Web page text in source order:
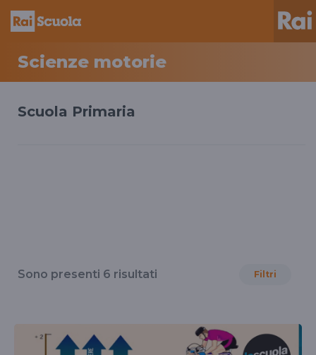
Scienze motorie
Scuola Primaria
Sono presenti 6 risultati Filtri